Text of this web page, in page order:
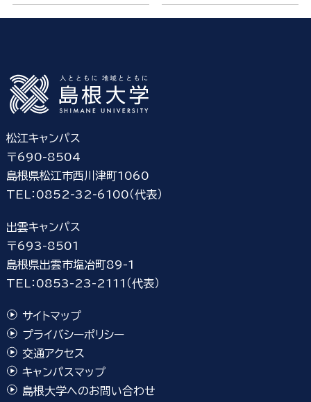
松江キャンパス
〒690-8504
島根県松江市西川津町1060
TEL：0852-32-6100（代表）
出雲キャンパス
〒693-8501
島根県出雲市塩冶町89-1
TEL：0853-23-2111（代表）
サイトマップ
プライバシーポリシー
交通アクセス
キャンパスマップ
島根大学へのお問い合わせ